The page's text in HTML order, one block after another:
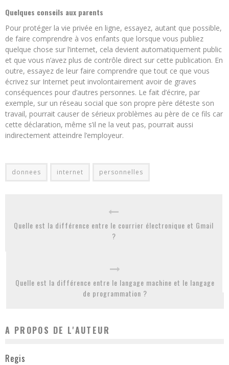
Quelques conseils aux parents
Pour protéger la vie privée en ligne, essayez, autant que possible,
de faire comprendre à vos enfants que lorsque vous publiez
quelque chose sur l’internet, cela devient automatiquement public
et que vous n’avez plus de contrôle direct sur cette publication. En
outre, essayez de leur faire comprendre que tout ce que vous
écrivez sur Internet peut involontairement avoir de graves
conséquences pour d’autres personnes. Le fait d’écrire, par
exemple, sur un réseau social que son propre père déteste son
travail, pourrait causer de sérieux problèmes au père de ce fils car
cette déclaration, même s’il ne la veut pas, pourrait aussi
indirectement atteindre l’employeur.
donnees internet personnelles
Quelle est la différence entre le courrier électronique et Gmail
?
Quelle est la différence entre le langage machine et le langage
de programmation ?
A PROPOS DE L'AUTEUR
Regis